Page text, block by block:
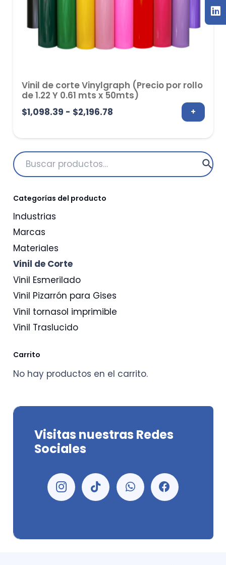
Vinil de corte Vinylgraph (Precio por rollo
de 1.22 Y 0.61 mts x 50mts)
$1,098.39 - $2,196.78Rango
precios:
desde
+
Buscar
por:
Categorías del producto
Industrias
Marcas
Materiales
Vinil de Corte
Vinil Esmerilado
Vinil Pizarrón para Gises
Vinil tornasol imprimible
Vinil Traslucido
Carrito
No hay productos en el carrito.
Visitas nuestras Redes
Sociales